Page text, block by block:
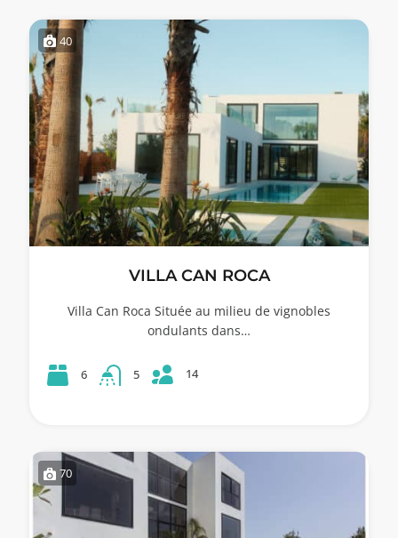
40
VILLA CAN ROCA
Villa Can Roca Située au milieu de vignobles
ondulants dans…
6 5 14
70